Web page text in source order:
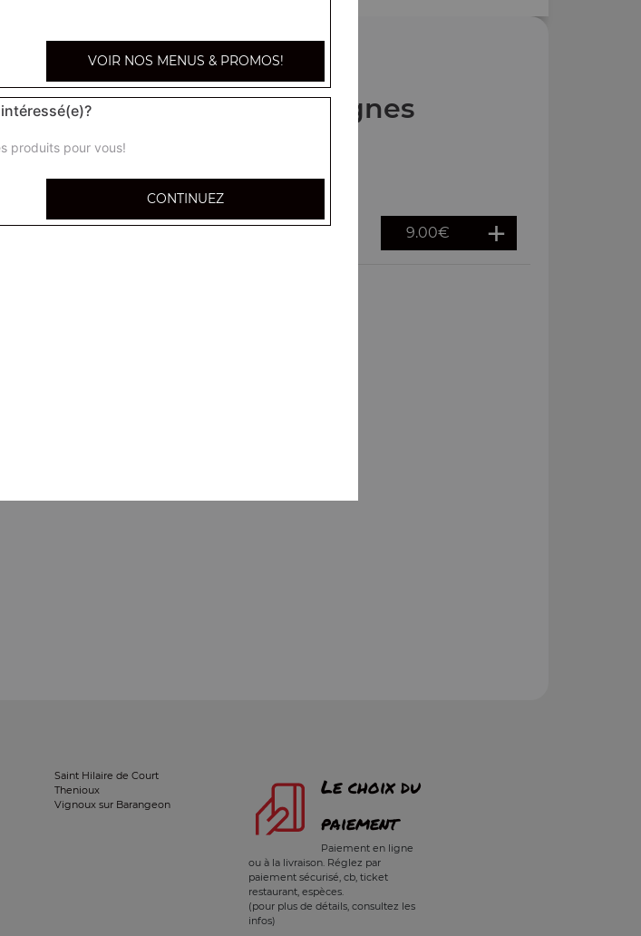
Nos Lasagnes
9.00€
Saint Hilaire de Court
Thenioux
Vignoux sur Barangeon
Le choix du
paiement
Paiement en ligne
ou à la livraison. Réglez par
paiement sécurisé, cb, ticket
restaurant, espèces.
(pour plus de détails, consultez les
infos)
VOIR NOS MENUS & PROMOS!
produits pour vous!
CONTINUEZ